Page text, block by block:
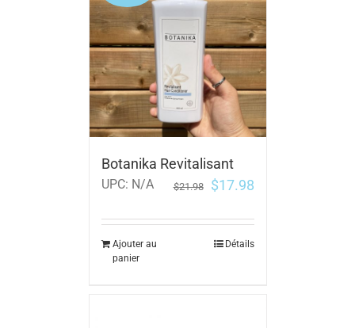
Botanika Revitalisant
UPC: N/A $21.98 $17.98
Ajouter au
panier
Détails